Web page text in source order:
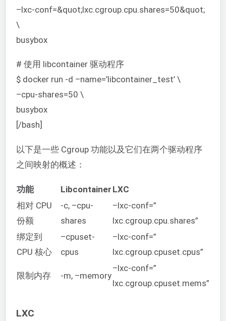
–lxc-conf=&quot;lxc.cgroup.cpu.shares=50&quot;
\
busybox
# 使用 libcontainer 驱动程序
$ docker run -d –name=’libcontainer_test’ \
–cpu-shares=50 \
busybox
[/bash]
以下是一些 Cgroup 功能以及它们在两个驱动程序
之间映射的概述：
功能 Libcontainer LXC
相对 CPU
份额
-c, –cpu-
shares
–lxc-conf=”
lxc.cgroup.cpu.shares”
绑定到
CPU 核心
–cpuset-
cpus
–lxc-conf=”
lxc.cgroup.cpuset.cpus”
限制内存 -m, –memory
–lxc-conf=”
lxc.cgroup.cpuset.mems”
LXC